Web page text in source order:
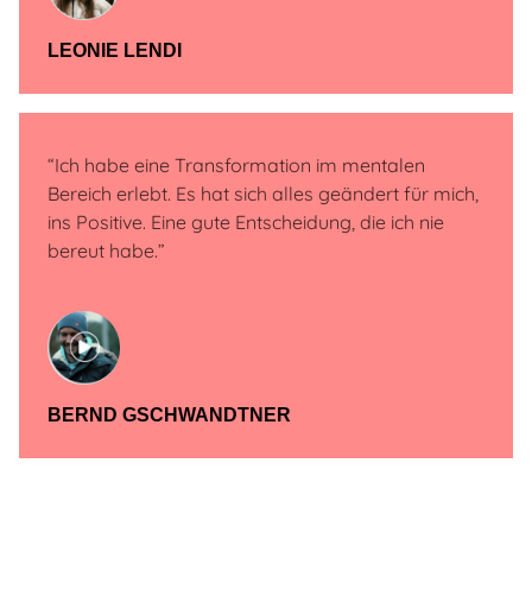
LEONIE LENDI
“Ich habe eine Transformation im mentalen
Bereich erlebt. Es hat sich alles geändert für mich,
ins Positive. Eine gute Entscheidung, die ich nie
bereut habe.”
BERND GSCHWANDTNER